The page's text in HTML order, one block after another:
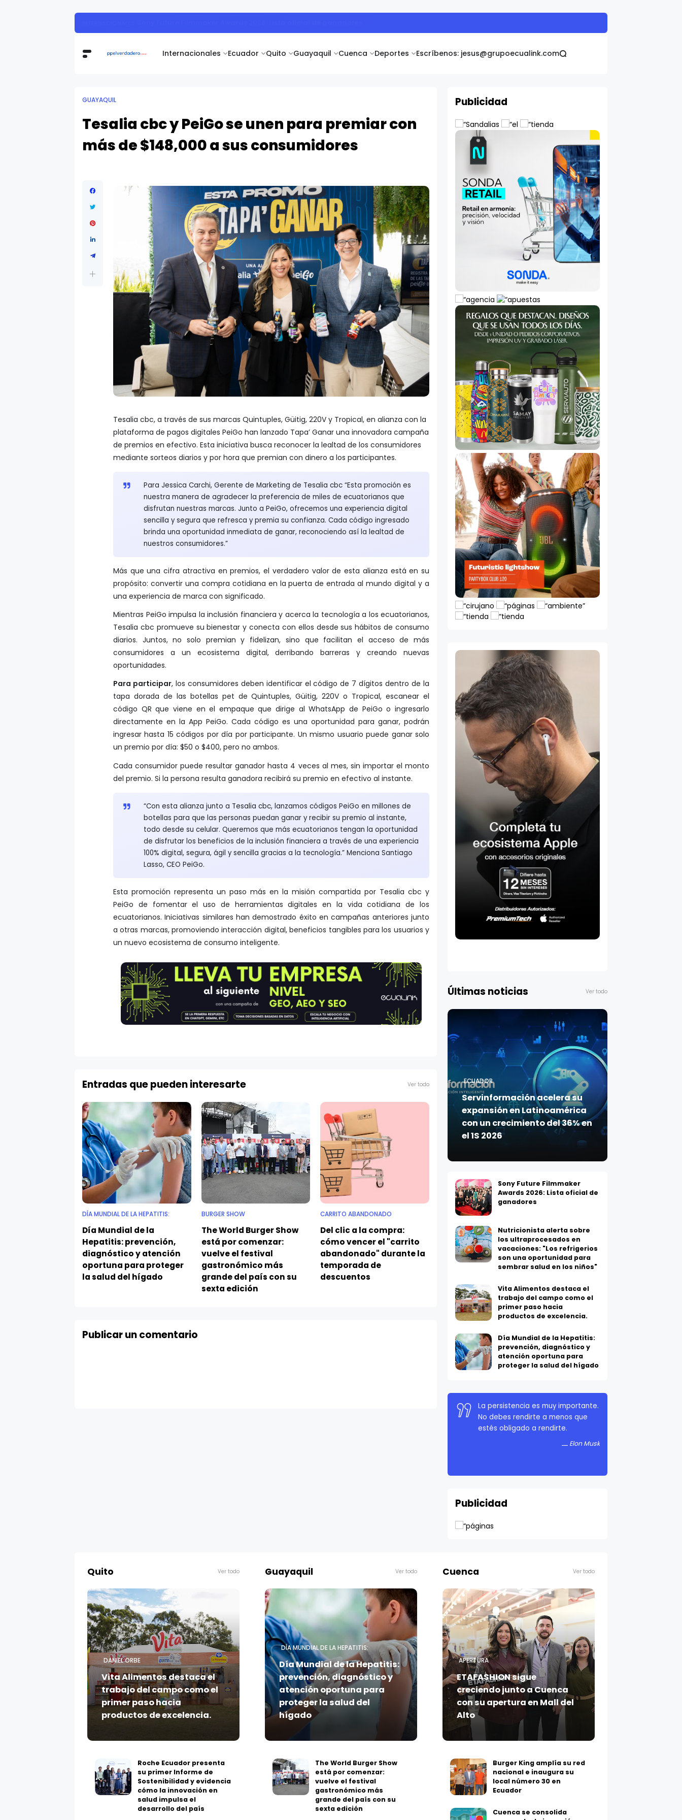
Internacionales Ecuador Quito Guayaquil Cuenca Deportes Escríbenos: jesus@grupoecualink.com
GUAYAQUIL
Tesalia cbc y PeiGo se unen para premiar con
más de $148,000 a sus consumidores
Tesalia cbc, a través de sus marcas Quintuples, Güitig, 220V y Tropical, en alianza con la
plataforma de pagos digitales PeiGo han lanzado Tapa’ Ganar una innovadora campaña
de premios en efectivo. Esta iniciativa busca reconocer la lealtad de los consumidores
mediante sorteos diarios y por hora que premian con dinero a los participantes.
Para Jessica Carchi, Gerente de Marketing de Tesalia cbc “Esta promoción es
nuestra manera de agradecer la preferencia de miles de ecuatorianos que
disfrutan nuestras marcas. Junto a PeiGo, ofrecemos una experiencia digital
sencilla y segura que refresca y premia su confianza. Cada código ingresado
brinda una oportunidad inmediata de ganar, reconociendo así la lealtad de
nuestros consumidores.”
Más que una cifra atractiva en premios, el verdadero valor de esta alianza está en su
propósito: convertir una compra cotidiana en la puerta de entrada al mundo digital y a
una experiencia de marca con significado.
Mientras PeiGo impulsa la inclusión financiera y acerca la tecnología a los ecuatorianos,
Tesalia cbc promueve su bienestar y conecta con ellos desde sus hábitos de consumo
diarios. Juntos, no solo premian y fidelizan, sino que facilitan el acceso de más
consumidores a un ecosistema digital, derribando barreras y creando nuevas
oportunidades.
Para participar, los consumidores deben identificar el código de 7 dígitos dentro de la
tapa dorada de las botellas pet de Quintuples, Güitig, 220V o Tropical, escanear el
código QR que viene en el empaque que dirige al WhatsApp de PeiGo o ingresarlo
directamente en la App PeiGo. Cada código es una oportunidad para ganar, podrán
ingresar hasta 15 códigos por día por participante. Un mismo usuario puede ganar solo
un premio por día: $50 o $400, pero no ambos.
Cada consumidor puede resultar ganador hasta 4 veces al mes, sin importar el monto
del premio. Si la persona resulta ganadora recibirá su premio en efectivo al instante.
“Con esta alianza junto a Tesalia cbc, lanzamos códigos PeiGo en millones de
botellas para que las personas puedan ganar y recibir su premio al instante,
todo desde su celular. Queremos que más ecuatorianos tengan la oportunidad
de disfrutar los beneficios de la inclusión financiera a través de una experiencia
100% digital, segura, ágil y sencilla gracias a la tecnología.” Menciona Santiago
Lasso, CEO PeiGo.
Esta promoción representa un paso más en la misión compartida por Tesalia cbc y
PeiGo de fomentar el uso de herramientas digitales en la vida cotidiana de los
ecuatorianos. Iniciativas similares han demostrado éxito en campañas anteriores junto
a otras marcas, promoviendo interacción digital, beneficios tangibles para los usuarios y
un nuevo ecosistema de consumo inteligente.
Entradas que pueden interesarte Ver todo
DÍA MUNDIAL DE LA HEPATITIS:
Día Mundial de la
Hepatitis: prevención,
diagnóstico y atención
oportuna para proteger
la salud del hígado
BURGER SHOW
The World Burger Show
está por comenzar:
vuelve el festival
gastronómico más
grande del país con su
sexta edición
CARRITO ABANDONADO
Del clic a la compra:
cómo vencer el "carrito
abandonado" durante la
temporada de
descuentos
Publicar un comentario
Publicidad
Últimas noticias Ver todo
ECUADOR
Servinformación acelera su
expansión en Latinoamérica
con un crecimiento del 36% en
el 1S 2026
Sony Future Filmmaker
Awards 2026: Lista oficial de
ganadores
Nutricionista alerta sobre
los ultraprocesados en
vacaciones: "Los refrigerios
son una oportunidad para
sembrar salud en los niños"
Vita Alimentos destaca el
trabajo del campo como el
primer paso hacia
productos de excelencia.
Día Mundial de la Hepatitis:
prevención, diagnóstico y
atención oportuna para
proteger la salud del hígado
La persistencia es muy importante.
No debes rendirte a menos que
estés obligado a rendirte.
Elon Musk
Publicidad
Quito Ver todo
DANIEL ORBE
Vita Alimentos destaca el
trabajo del campo como el
primer paso hacia
productos de excelencia.
Roche Ecuador presenta
su primer Informe de
Sostenibilidad y evidencia
cómo la innovación en
salud impulsa el
desarrollo del país
Guayaquil Ver todo
DÍA MUNDIAL DE LA HEPATITIS:
Día Mundial de la Hepatitis:
prevención, diagnóstico y
atención oportuna para
proteger la salud del
hígado
The World Burger Show
está por comenzar:
vuelve el festival
gastronómico más
grande del país con su
sexta edición
Cuenca Ver todo
APERTURA
ETAFASHION sigue
creciendo junto a Cuenca
con su apertura en Mall del
Alto
Burger King amplía su red
nacional e inaugura su
local número 30 en
Ecuador
Cuenca se consolida